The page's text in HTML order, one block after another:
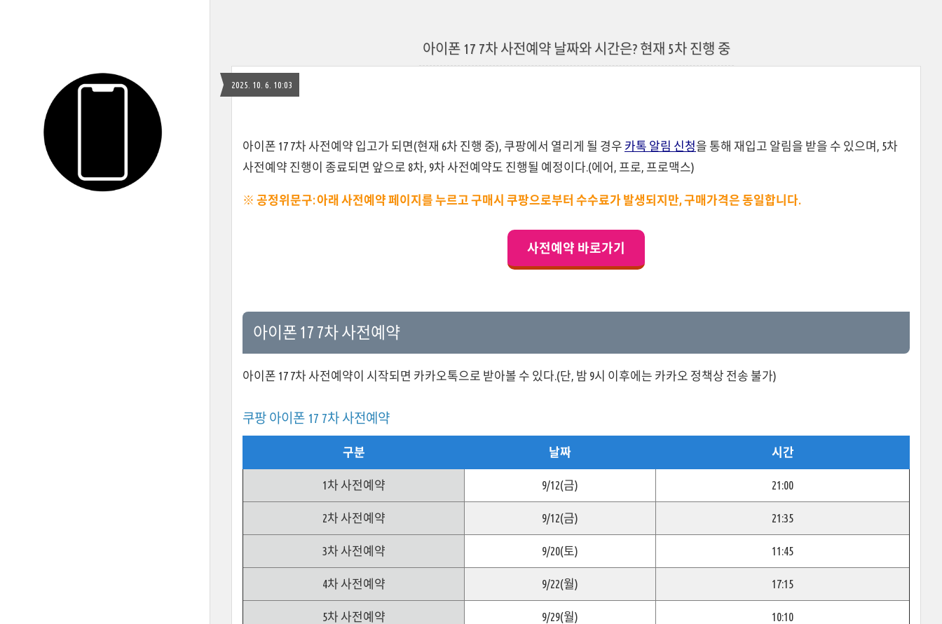
아이폰 17 7차 사전예약 날짜와 시간은? 현재 5차 진행 중
2025. 10. 6. 10:03
아이폰 17 7차 사전예약 입고가 되면(현재 6차 진행 중), 쿠팡에서 열리게 될 경우 카톡 알림 신청을 통해 재입고 알림을 받을 수 있으며, 5차
사전예약 진행이 종료되면 앞으로 8차, 9차 사전예약도 진행될 예정이다.(에어, 프로, 프로맥스)
※ 공정위문구: 아래 사전예약 페이지를 누르고 구매시 쿠팡으로부터 수수료가 발생되지만, 구매가격은 동일합니다.
사전예약 바로가기
아이폰 17 7차 사전예약
아이폰 17 7차 사전예약이 시작되면 카카오톡으로 받아볼 수 있다.(단, 밤 9시 이후에는 카카오 정책상 전송 불가)
쿠팡 아이폰 17 7차 사전예약
구분 날짜 시간
1차 사전예약 9/12(금) 21:00
2차 사전예약 9/12(금) 21:35
3차 사전예약 9/20(토) 11:45
4차 사전예약 9/22(월) 17:15
5차 사전예약 9/29(월) 10:10